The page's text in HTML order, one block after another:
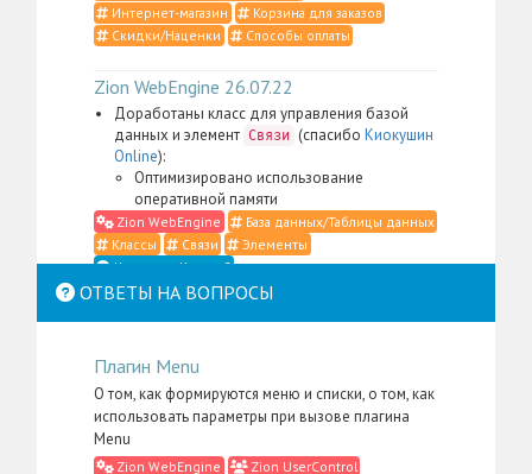
Интернет-магазин
Корзина для заказов
Скидки/Наценки
Способы оплаты
Zion WebEngine 26.07.22
Доработаны класс для управления базой
данных и элемент Связи (спасибо Киокушин
Online):
Оптимизировано использование
оперативной памяти
Zion WebEngine
База данных/Таблицы данных
Классы
Связи
Элементы
Что такое Классы?
Zion WebEngine 26.07.21
контентом, элемент
меню администратора для пакета Zion
, а также административные
скрипты и CSS-определения (спасибо
ОТВЕТЫ НА ВОПРОСЫ
Плагин Menu
О том, как формируются меню и списки, о том, как
использовать параметры при вызове плагина
Menu
Zion WebEngine Zion UserControl